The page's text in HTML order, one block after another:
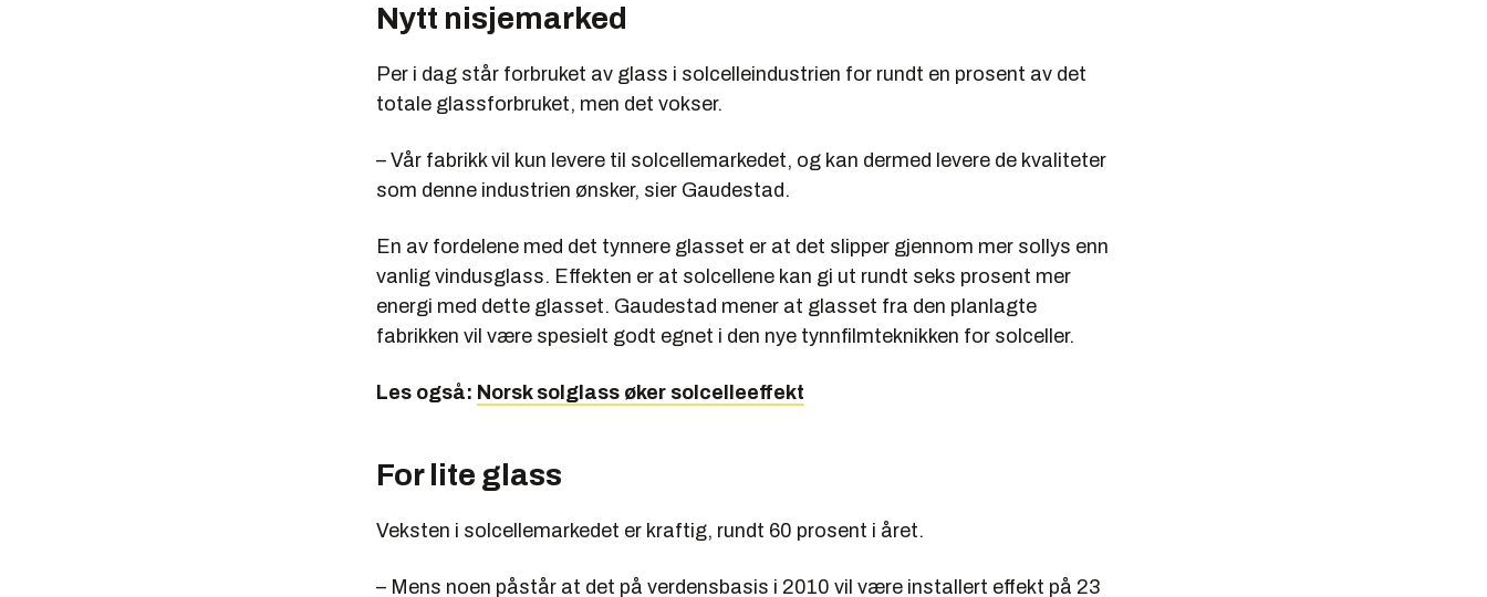
Nytt nisjemarked
Per i dag står forbruket av glass i solcelleindustrien for rundt en prosent av det
totale glassforbruket, men det vokser.
– Vår fabrikk vil kun levere til solcellemarkedet, og kan dermed levere de kvaliteter
som denne industrien ønsker, sier Gaudestad.
En av fordelene med det tynnere glasset er at det slipper gjennom mer sollys enn
vanlig vindusglass. Effekten er at solcellene kan gi ut rundt seks prosent mer
energi med dette glasset. Gaudestad mener at glasset fra den planlagte
fabrikken vil være spesielt godt egnet i den nye tynnfilmteknikken for solceller.
Les også: Norsk solglass øker solcelleeffekt
For lite glass
Veksten i solcellemarkedet er kraftig, rundt 60 prosent i året.
– Mens noen påstår at det på verdensbasis i 2010 vil være installert effekt på 23